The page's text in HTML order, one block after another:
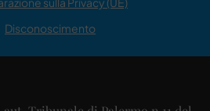
Disconoscimento